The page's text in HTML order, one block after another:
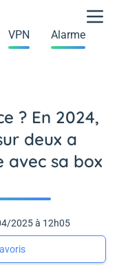
VPN Alarme
? En 2024,
deux a
avec sa box
2025 à 12h05